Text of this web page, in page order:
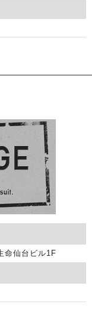
命仙台ビル1F